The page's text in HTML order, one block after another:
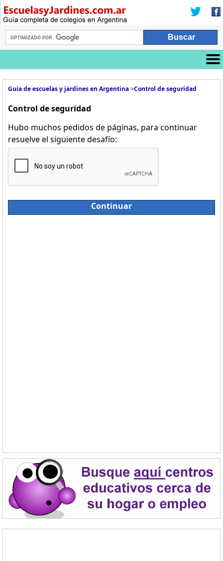
Guía de escuelas y jardines en Argentina>Control de seguridad
Control de seguridad
Hubo muchos pedidos de páginas, para continuar
resuelve el siguiente desafío:
Continuar